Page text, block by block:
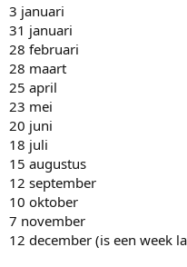
t
r
3 januari
31 januari
28 februari
28 maart
25 april
23 mei
20 juni
18 juli
15 augustus
12 september
10 oktober
7 november
12 december (is een week